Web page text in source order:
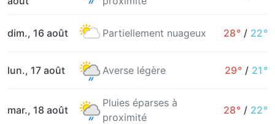
dim., 16 août Partiellement nuageux 28° / 22°
lun., 17 août Averse légère 29° / 21°
mar., 18 août
Pluies éparses à
proximité
28° / 22°